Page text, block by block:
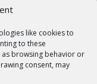
like cookies to
to these
browsing behavior or
consent, may
RMA